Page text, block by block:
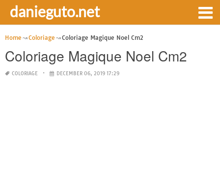
danieguto.net
Home Coloriage Coloriage Magique Noel Cm2
Coloriage Magique Noel Cm2
COLORIAGE DECEMBER 06, 2019 17:29